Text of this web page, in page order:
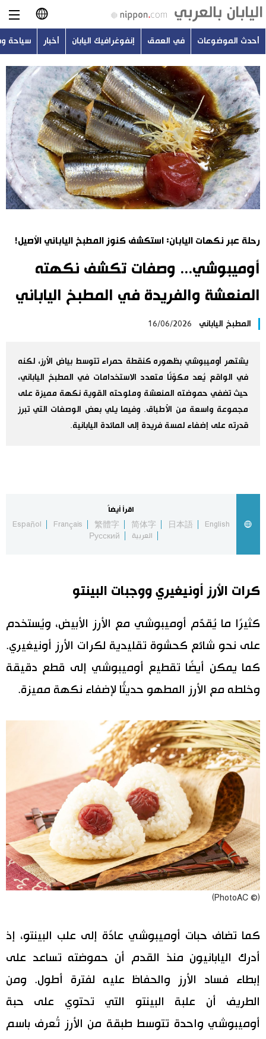
日本語
English
简体字
繁體字
Français
Español
أحدث الموضوعات
في العمق
إنفوغرافيك اليابان
سياحة وسفر
صور
سياسة
اقتصاد
مجتمع
ثقافة
طوكيو
إعلان
الأكثر تفاعلا
هو وهي
المطبخ الياباني
أحدث الموضوعات في العمق إنفوغرافيك اليابان أخبار سياحة
رحلة عبر نكهات اليابان: استكشف كنوز المطبخ الياباني الأصيل!
أوميبوشي... وصفات تكشف نكهته
المنعشة والفريدة في المطبخ الياباني
المطبخ الياباني 16/06/2026
يشتهر أوميبوشي بظهوره كنقطة حمراء تتوسط بياض الأرز، لكنه
في الواقع يُعد مكوّنًا متعدد الاستخدامات في المطبخ الياباني،
حيث تضفي حموضته المنعشة وملوحته القوية نكهة مميزة على
مجموعة واسعة من الأطباق. وفيما يلي بعض الوصفات التي تبرز
قدرته على إضفاء لمسة فريدة إلى المائدة اليابانية.
اقرأ أيضاً
English
日本語
简体字
繁體字
Français
Español
العربية
Русский
كرات الأرز أونيغيري ووجبات البينتو
كثيرًا ما يُقدَّم أوميبوشي مع الأرز الأبيض، ويُستخدم
على نحو شائع كحشوة تقليدية لكرات الأرز أونيغيري.
كما يمكن أيضًا تقطيع أوميبوشي إلى قطع دقيقة
وخلطه مع الأرز المطهو حديثًا لإضفاء نكهة مميزة.
(© PhotoAC)
كما تضاف حبات أوميبوشي عادًة إلى علب البينتو، إذ
أدرك اليابانيون منذ القدم أن حموضته تساعد على
إبطاء فساد الأرز والحفاظ عليه لفترة أطول. ومن
الطريف أن علبة البينتو التي تحتوي على حبة
أوميبوشي واحدة تتوسط طبقة من الأرز تُعرف باسم